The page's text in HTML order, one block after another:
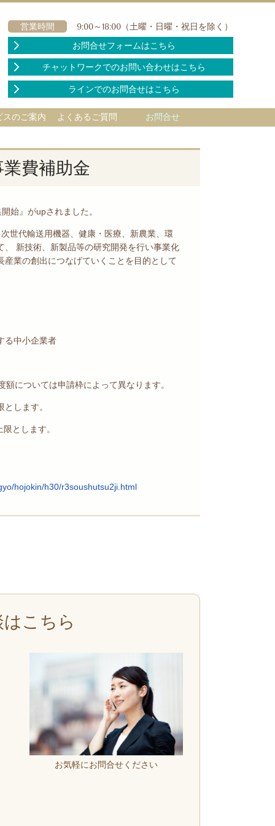
営業時間
9:00～18:00（土曜・日曜・祝日を除く）
お問合せフォームはこちら
チャットワークでのお問い合わせはこちら
ラインでのお問合せはこちら
スのご案内 よくあるご質問 お問合せ
費補助金
始』がupされました。
世代輸送用機器、健康・医療、新農業、環
新技術、新製品等の研究開発を行い事業化
業の創出につなげていくことを目的として
る中小企業者
については申請枠によって異なります。
します。
とします。
hojokin/h30/r3soushutsu2ji.html
こちら
お気軽にお問合せください